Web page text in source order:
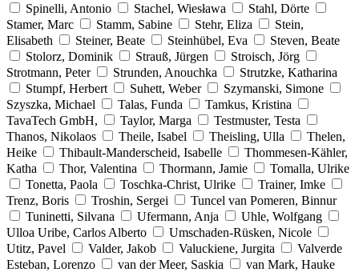
Spinelli, Antonio
Stachel, Wiesława
Stahl, Dörte
Stamer, Marc
Stamm, Sabine Stehr, Eliza
Stein,
Elisabeth
Steiner, Beate Steinhübel, Eva
Steven, Beate
Stolorz, Dominik
Strauß, Jürgen
Stroisch, Jörg
Strotmann, Peter
Strunden, Anouchka
Strutzke, Katharina
Stumpf, Herbert
Suhett, Weber
Szymanski, Simone
Szyszka, Michael
Talas, Funda
Tamkus, Kristina
TavaTech GmbH,
Taylor, Marga
Testmuster, Testa
Thanos, Nikolaos
Theile, Isabel Theisling, Ulla
Thelen,
Heike
Thibault-Manderscheid, Isabelle
Thommesen-Kähler,
Katha
Thor, Valentina Thormann, Jamie
Tomalla, Ulrike
Tonetta, Paola
Toschka-Christ, Ulrike
Trainer, Imke
Trenz, Boris
Troshin, Sergei
Tuncel van Pomeren, Binnur
Tuninetti, Silvana
Ufermann, Anja
Uhle, Wolfgang
Ulloa Uribe, Carlos Alberto
Umschaden-Rüsken, Nicole
Utitz, Pavel
Valder, Jakob Valuckiene, Jurgita
Valverde
Esteban, Lorenzo
van der Meer, Saskia
van Mark, Hauke